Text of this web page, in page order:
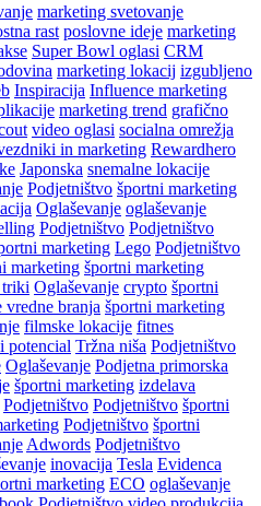
marketing svetovanje
rast poslovne ideje marketing
Super Bowl oglasi CRM
marketing lokacij izgubljeno
Inspiracija Influence marketing
marketing trend grafično
video oglasi socialna omrežja
in marketing Rewardhero
Japonska snemalne lokacije
Podjetništvo športni marketing
Oglaševanje oglaševanje
Podjetništvo Podjetništvo
marketing Lego Podjetništvo
marketing športni marketing
Oglaševanje crypto športni
branja športni marketing
filmske lokacije fitnes
potencial Tržna niša Podjetništvo
Oglaševanje Podjetna primorska
športni marketing izdelava
Podjetništvo Podjetništvo športni
Podjetništvo športni
Adwords Podjetništvo
inovacija Tesla Evidenca
marketing ECO oglaševanje